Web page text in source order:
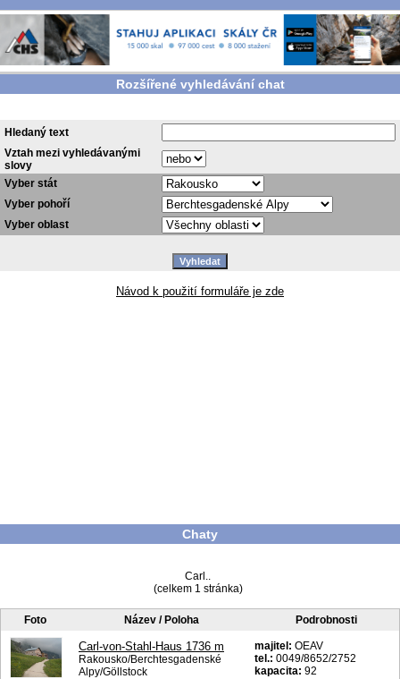
Rozšířené vyhledávání chat
Hledaný text
Vztah mezi vyhledávanými
slovy
Vyber stát
Vyber pohoří
Vyber oblast
Návod k použití formuláře je zde
Chaty
Carl..
(celkem 1 stránka)
Foto Název / Poloha Podrobnosti
Carl-von-Stahl-Haus 1736 m
Rakousko/Berchtesgadenské
Alpy/Göllstock
majitel: OEAV
tel.: 0049/8652/2752
kapacita: 92